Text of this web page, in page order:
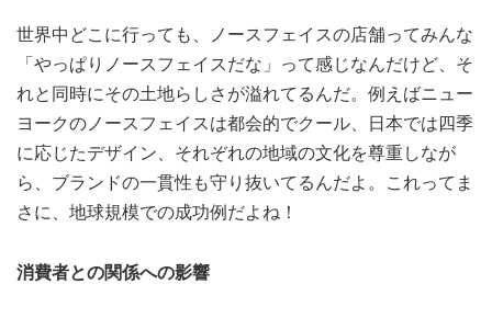
世界中どこに行っても、ノースフェイスの店舗ってみんな
「やっぱりノースフェイスだな」って感じなんだけど、そ
れと同時にその土地らしさが溢れてるんだ。例えばニュー
ヨークのノースフェイスは都会的でクール、日本では四季
に応じたデザイン、それぞれの地域の文化を尊重しなが
ら、ブランドの一貫性も守り抜いてるんだよ。これってま
さに、地球規模での成功例だよね！
消費者との関係への影響